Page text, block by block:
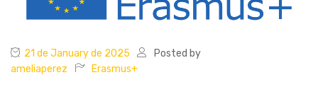
21 de January de 2025
Posted by
ameliaperez
Erasmus+